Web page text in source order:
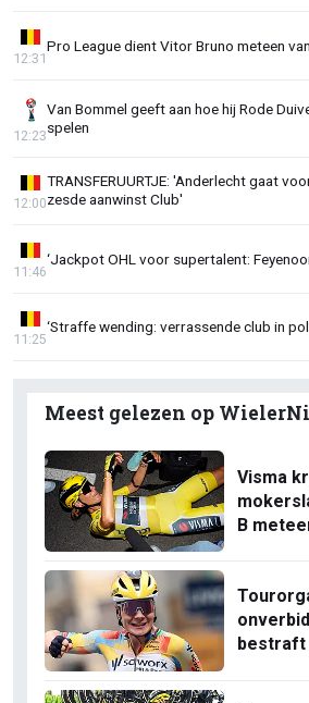
Pro League dient Vitor Bruno meteen
12:31
Van Bommel geeft aan hoe hij Rode
spelen
12:23
TRANSFERUURTJE: 'Anderlecht gaat
zesde aanwinst Club'
12:00
‘Jackpot OHL voor supertalent:
11:46
‘Straffe wending: verrassende club in
11:25
Meest gelezen op
Visma
B
bestraft